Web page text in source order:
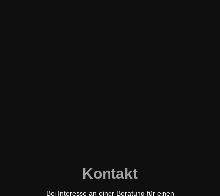
Kontakt
Bei Interesse an einer Beratung für einen